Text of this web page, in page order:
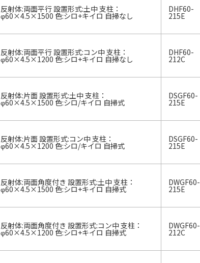
反射体:両面平行 設置形式:土中 支柱：
φ60×4.5×1500 色:シロ+キイロ 自掃なし
DHF60-
215E
反射体:両面平行 設置形式:コン中 支柱：
φ60×4.5×1200 色:シロ+キイロ 自掃なし
DHF60-
212C
反射体:片面 設置形式:土中 支柱：
φ60×4.5×1500 色:シロ/キイロ 自掃式
DSGF60-
215E
反射体:片面 設置形式:コン中 支柱：
φ60×4.5×1200 色:シロ/キイロ 自掃式
DSGF60-
215E
反射体:両面角度付き 設置形式:土中 支柱：
φ60×4.5×1500 色:シロ+キイロ 自掃式
DWGF60-
215E
反射体:両面角度付き 設置形式:コン中 支柱：
φ60×4.5×1200 色:シロ+キイロ 自掃式
DWGF60-
212C